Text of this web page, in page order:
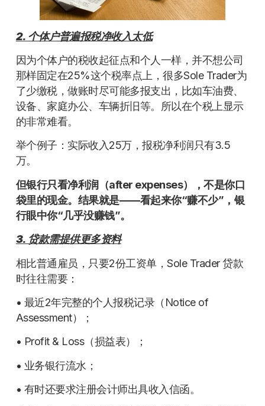
2. 个体户普遍报税净收入太低
因为个体户的税收起征点和个人一样，并不想公司
那样固定在25%这个税率点上，很多Sole Trader为
了少缴税，做账时尽可能多报支出，比如车油费、
设备、家庭办公、车辆折旧等。所以在个税上显示
的非常难看。
举个例子：实际收入25万，报税净利润只有3.5
万。
但银行只看净利润（after expenses）
，不是你口
袋里的现金。结果就是——看起来你“赚不少”，银
行眼中你“几乎没赚钱”。
3. 贷款需提供更多资料
相比普通雇员，只要2份工资单，Sole Trader 贷款
时往往需要：
• 最近2年完整的个人报税记录（Notice of
Assessment）；
• Profit & Loss（损益表）；
• 业务银行流水；
• 有时还要求注册会计师出具收入信函。